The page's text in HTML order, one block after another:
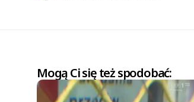
Mogą Ci się też spodobać: